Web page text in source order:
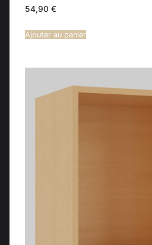
54,90 €
Ajouter au panier